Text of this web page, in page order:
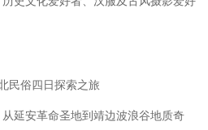
民俗四日探索之旅
延安革命圣地到靖边波浪谷地质奇